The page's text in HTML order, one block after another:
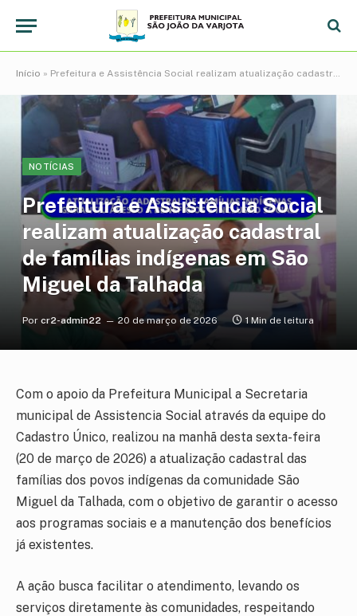
Início » Prefeitura e Assistência Social realizam atualização cadastral de famílias indígenas em São Miguel da Talhada
NOTÍCIAS
Prefeitura e Assistência Social
realizam atualização cadastral
de famílias indígenas em São
Miguel da Talhada
Por cr2-admin22 20 de março de 2026 1 Min de leitura
Com o apoio da Prefeitura Municipal a Secretaria
municipal de Assistencia Social através da equipe do
Cadastro Único, realizou na manhã desta sexta-feira
(20 de março de 2026) a atualização cadastral das
famílias dos povos indígenas da comunidade São
Miguel da Talhada, com o objetivo de garantir o acesso
aos programas sociais e a manutenção dos benefícios
já existentes.
A ação busca facilitar o atendimento, levando os
serviços diretamente às comunidades, respeitando